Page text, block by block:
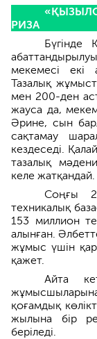
РИЗА
Бүгінде
мекемесі екі
Тазалық
мен 200-ден
жауса да,
Әрине, сын
сақтамау
кездеседі.
тазалық
келе жат­қандай.
Соңғы 2
техникалық
153 миллион
алынған.
жұмыс үшін
қажет.
Айта
қоғамдық
жылына бір
беріледі.